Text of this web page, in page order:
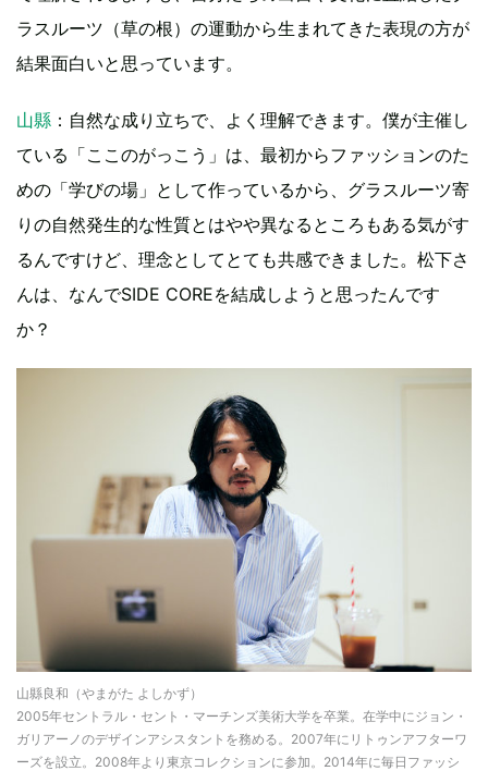
ラスルーツ（草の根）の運動から生まれてきた表現の方が
結果面白いと思っています。
山縣 ：自然な成り立ちで、よく理解できます。僕が主催し
ている「ここのがっこう」は、最初からファッションのた
めの「学びの場」として作っているから、グラスルーツ寄
りの自然発生的な性質とはやや異なるところもある気がす
るんですけど、理念としてとても共感できました。松下さ
んは、なんでSIDE COREを結成しようと思ったんです
か？
山縣良和（やまがた よしかず）
2005年セントラル・セント・マーチンズ美術大学を卒業。在学中にジョン・
ガリアーノのデザインアシスタントを務める。2007年にリトゥンアフターワ
ーズを設立。2008年より東京コレクションに参加。2014年に毎日ファッシ